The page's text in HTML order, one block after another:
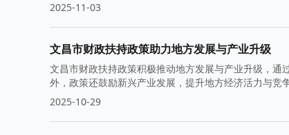
2025-11-03
文昌市财政扶持政策助力地方发展与产业升级
文昌市财政扶持政策积极推动地方发展与产业升级，
外，政策还鼓励新兴产业发展，提升地方经济活力与竞
2025-10-29